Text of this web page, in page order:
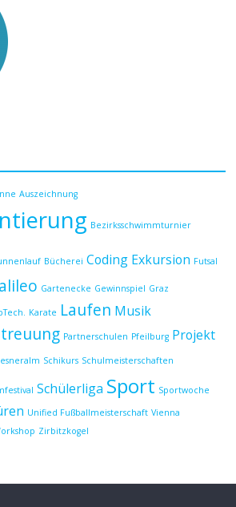
Auszeichnung
Bezirksschwimmturnier
Bücherei Coding Exkursion Futsal
Gartenecke Gewinnspiel Graz
Karate Laufen Musik
Partnerschulen Pfeilburg Projekt
Schikurs Schulmeisterschaften
Schülerliga Sport Sportwoche
Unified Fußballmeisterschaft Vienna
Zirbitzkogel